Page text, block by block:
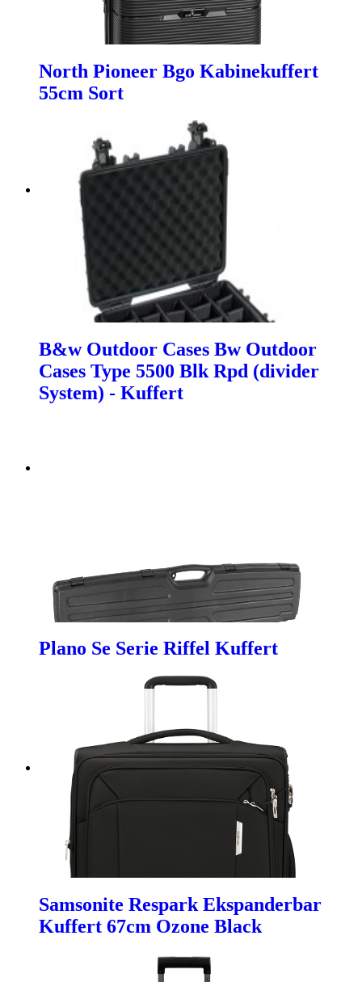
North Pioneer Bgo Kabinekuffert
55cm Sort
B&w Outdoor Cases Bw Outdoor
Cases Type 5500 Blk Rpd (divider
System) - Kuffert
Plano Se Serie Riffel Kuffert
Samsonite Respark Ekspanderbar
Kuffert 67cm Ozone Black